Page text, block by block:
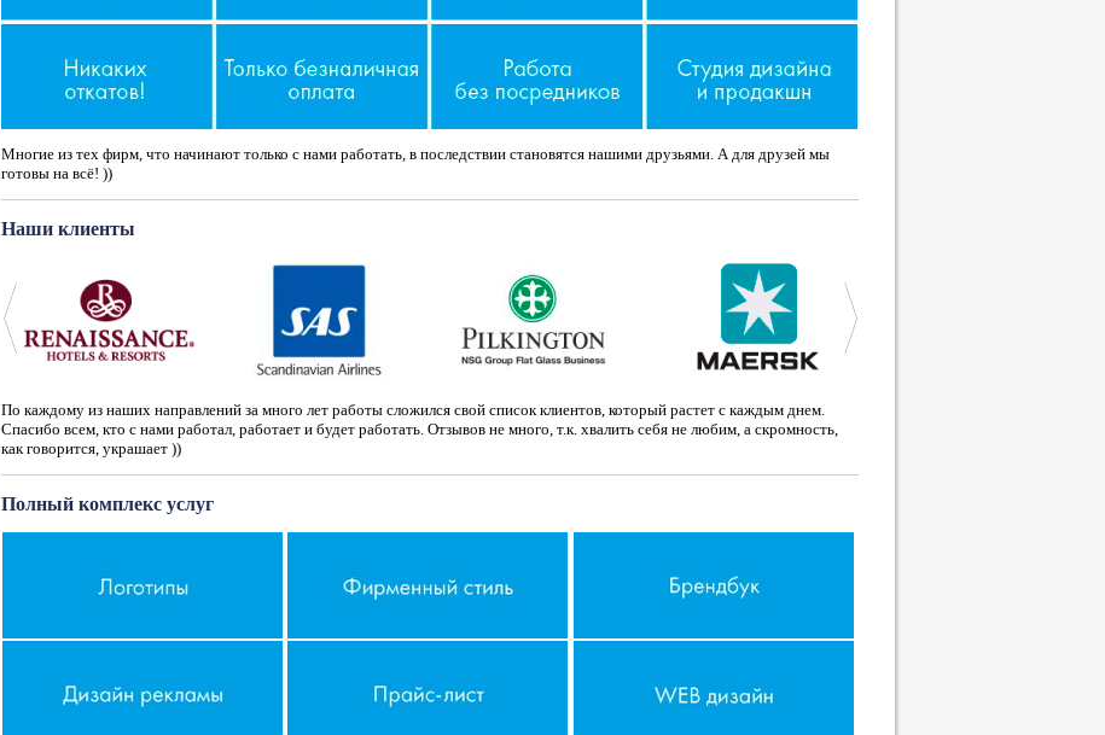
Многие из тех фирм, что начинают только с нами работать, в последствии становятся нашими друзьями. А для друзей мы
готовы на всё! ))
Наши клиенты
По каждому из наших направлений за много лет работы сложился свой список клиентов, который растет с каждым днем.
Спасибо всем, кто с нами работал, работает и будет работать. Отзывов не много, т.к. хвалить себя не любим, а скромность,
как говорится, украшает ))
Полный комплекс услуг